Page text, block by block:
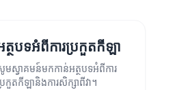
ត្ថបទអំពីការប្រកួតកីឡា
ស្វាគមន៍មកកាន់អត្ថបទអំពីការ
កួតកីឡានិងការសិក្សាពីវា។